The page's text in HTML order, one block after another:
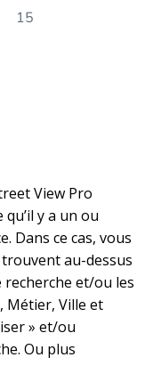
15
View Pro
y a un ou
Dans ce cas, vous
au-dessus
et/ou les
Métier, Ville et
» et/ou
Ou plus